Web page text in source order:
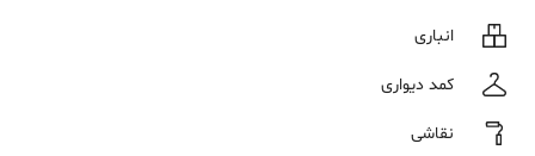
انباری
کمد دیواری
نقاشی